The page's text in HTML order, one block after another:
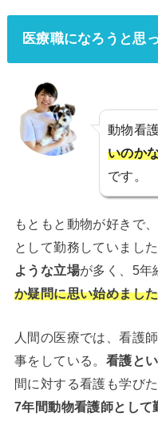
医療職になろうと思
動物看
いのか
です。
もともと動物が好きで
として勤務していまし
ような立場が多く、5年
か疑問に思い始めまし
人間の医療では、看護
事をしている。 看護と
間に対する看護も学び
7年間動物看護師として